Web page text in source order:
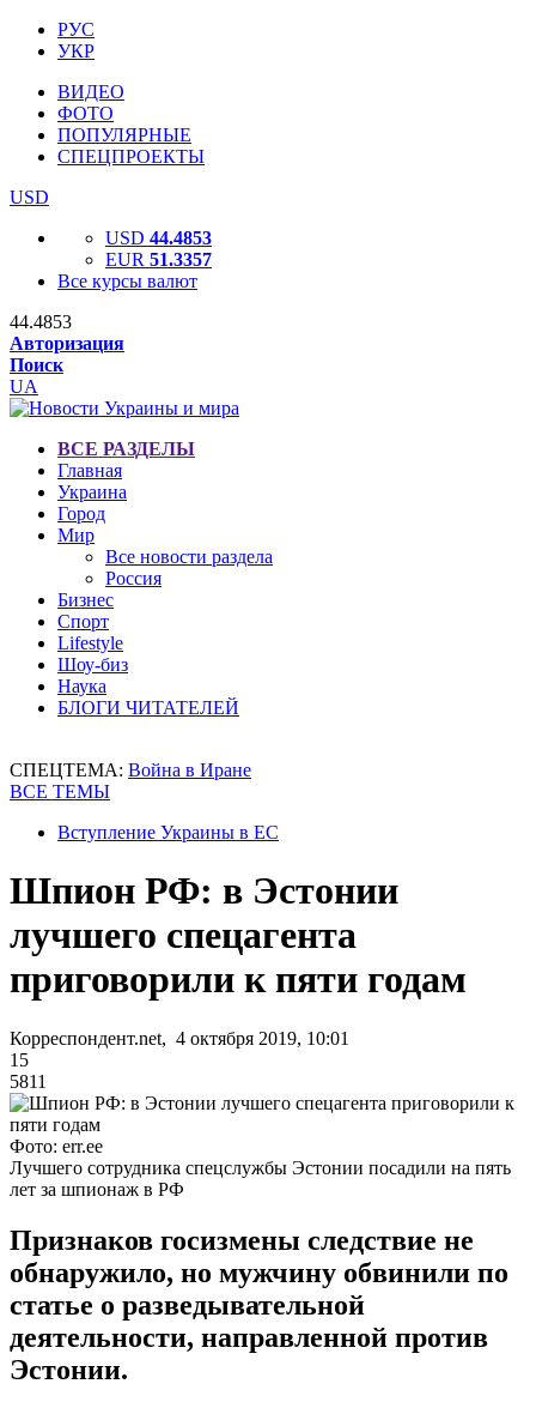
РУС
УКР
ВИДЕО
ФОТО
ПОПУЛЯРНЫЕ
СПЕЦПРОЕКТЫ
USD
USD 44.4853
EUR 51.3357
Все курсы валют
44.4853
Авторизация
Поиск
UA
ВСЕ РАЗДЕЛЫ
Главная
Украина
Город
Мир
Все новости раздела
Россия
Бизнес
Спорт
Lifestyle
Шоу-биз
Наука
БЛОГИ ЧИТАТЕЛЕЙ
СПЕЦТЕМА: Война в Иране
ВСЕ ТЕМЫ
Вступление Украины в ЕС
Шпион РФ: в Эстонии
лучшего спецагента
приговорили к пяти годам
Корреспондент.net, 4 октября 2019, 10:01
15
5811
Фото: err.ee
Лучшего сотрудника спецслужбы Эстонии посадили на пять
лет за шпионаж в РФ
Признаков госизмены следствие не
обнаружило, но мужчину обвинили по
статье о разведывательной
деятельности, направленной против
Эстонии.